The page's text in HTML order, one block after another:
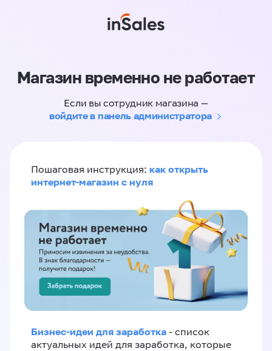
Магазин временно не работает
Если вы сотрудник магазина —
войдите в панель администратора
Пошаговая инструкция: как открыть
интернет-магазин с нуля
Бизнес-идеи для заработка - список
актуальных идей для заработка, которые